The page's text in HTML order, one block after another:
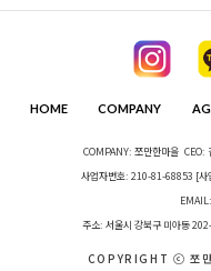
HOME COMPANY
COMPANY: 쪼만한마을 CEO:
사업자번호: 210-81-68853 [사
주소: 서울시 강북구 미아동
COPYRIGHT ⓒ 쪼